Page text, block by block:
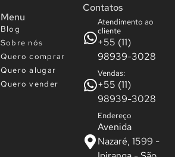
Menu
Blog
Sobre nós
Quero comprar
Quero alugar
Quero vender
Contatos
Atendimento ao
cliente
+55 (11)
98939-3028
Vendas:
+55 (11)
98939-3028
Endereço
Avenida
Nazaré, 1599 -